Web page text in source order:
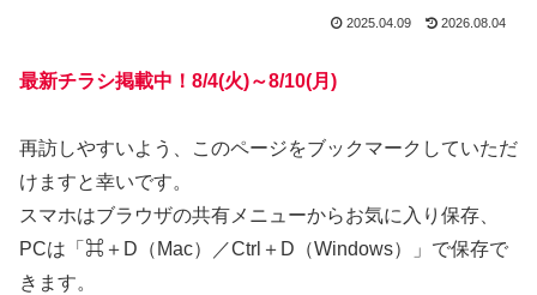
2025.04.09 2026.08.04
最新チラシ掲載中！8/4(火)～8/10(月)
再訪しやすいよう、このページをブックマークしていただ
けますと幸いです。
スマホはブラウザの共有メニューからお気に入り保存、
PCは「⌘＋D（Mac）／Ctrl＋D（Windows）」で保存で
きます。